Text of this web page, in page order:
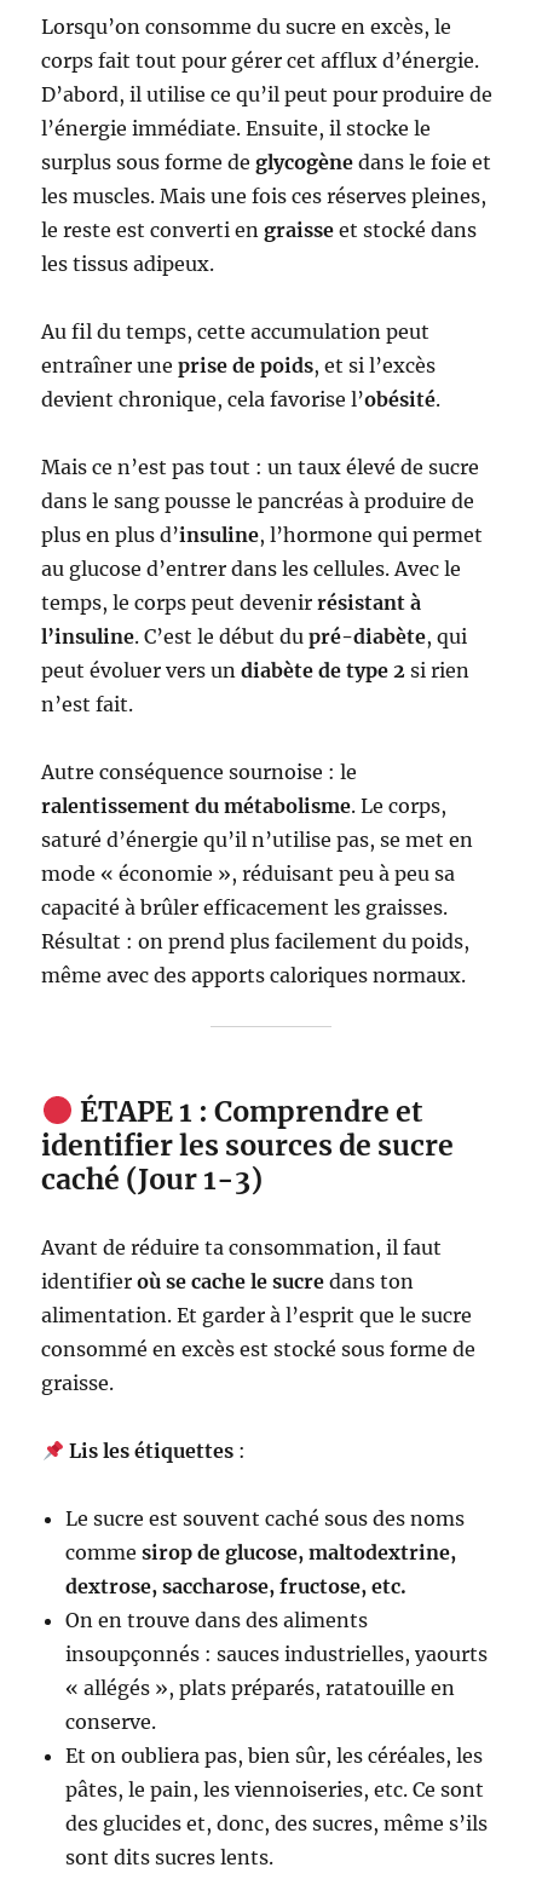
Lorsqu’on consomme du sucre en excès, le
corps fait tout pour gérer cet afflux d’énergie.
D’abord, il utilise ce qu’il peut pour produire de
l’énergie immédiate. Ensuite, il stocke le
surplus sous forme deglycogène dans le foie et
les muscles. Mais une fois ces réserves pleines,
le reste est converti engraisse et stocké dans
les tissus adipeux.
Au fil du temps, cette accumulation peut
entraîner uneprise de poids, et si l’excès
devient chronique, cela favorise l’obésité.
Mais ce n’est pas tout : un taux élevé de sucre
dans le sang pousse le pancréas à produire de
plus en plus d’insuline, l’hormone qui permet
au glucose d’entrer dans les cellules. Avec le
temps, le corps peut devenirrésistant à
l’insuline. C’est le début dupré-diabète, qui
peut évoluer vers undiabète de type 2 si rien
n’est fait.
Autre conséquence sournoise : le
ralentissement du métabolisme. Le corps,
saturé d’énergie qu’il n’utilise pas, se met en
mode « économie », réduisant peu à peu sa
capacité à brûler efficacement les graisses.
Résultat : on prend plus facilement du poids,
même avec des apports caloriques normaux.
ÉTAPE 1 : Comprendre et
identifier les sources de sucre
caché (Jour 1-3)
Avant de réduire ta consommation, il faut
identifieroù se cache le sucre dans ton
alimentation. Et garder à l’esprit que le sucre
consommé en excès est stocké sous forme de
graisse.
Lis les étiquettes:
Le sucre est souvent caché sous des noms
commesirop de glucose, maltodextrine,
dextrose, saccharose, fructose, etc.
On en trouve dans des aliments
insoupçonnés : sauces industrielles, yaourts
« allégés », plats préparés, ratatouille en
conserve.
Et on oubliera pas, bien sûr, les céréales, les
pâtes, le pain, les viennoiseries, etc. Ce sont
des glucides et, donc, des sucres, même s’ils
sont dits sucres lents.